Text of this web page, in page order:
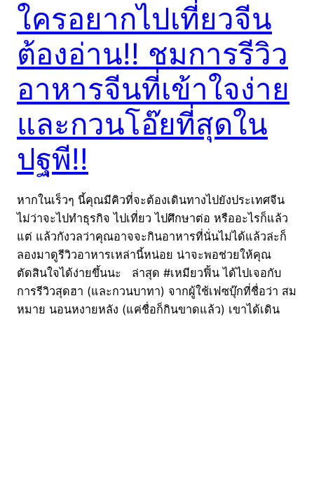
ใครอยากไปเที่ยวจีน
ต้องอ่าน!! ชมการรีวิว
อาหารจีนที่เข้าใจง่าย
และกวนโอ๊ยที่สุดใน
ปฐพี!!
หากในเร็วๆ นี้คุณมีคิวที่จะต้องเดินทางไปยังประเทศจีน
ไม่ว่าจะไปทำธุรกิจ ไปเที่ยว ไปศึกษาต่อ หรืออะไรก็แล้ว
แต่ แล้วกังวลว่าคุณอาจจะกินอาหารที่นั่นไม่ได้แล้วล่ะก็
ลองมาดูรีวิวอาหารเหล่านี้หน่อย น่าจะพอช่วยให้คุณ
ตัดสินใจได้ง่ายขึ้นนะ ล่าสุด #เหมียวฟิ้น ได้ไปเจอกับ
การรีวิวสุดฮา (และกวนบาทา) จากผู้ใช้เฟซบุ๊กที่ชื่อว่า สม
หมาย นอนหงายหลัง (แค่ชื่อก็กินขาดแล้ว) เขาได้เดิน